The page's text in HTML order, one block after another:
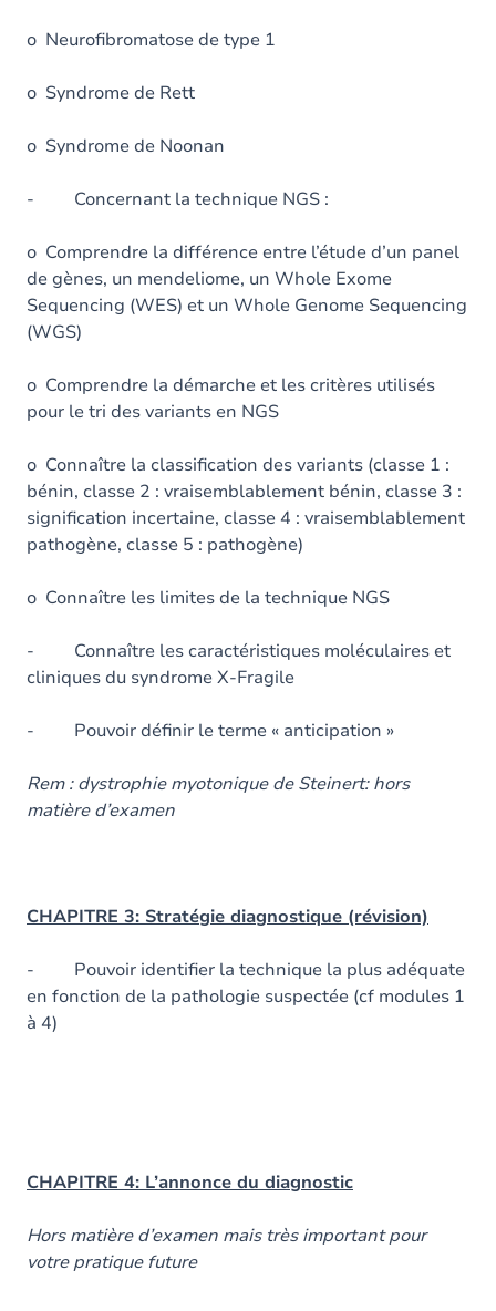
o Neurofibromatose de type 1
o Syndrome de Rett
o Syndrome de Noonan
- Concernant la technique NGS :
o Comprendre la différence entre l’étude d’un panel
de gènes, un mendeliome, un Whole Exome
Sequencing (WES) et un Whole Genome Sequencing
(WGS)
o Comprendre la démarche et les critères utilisés
pour le tri des variants en NGS
o Connaître la classification des variants (classe 1 :
bénin, classe 2 : vraisemblablement bénin, classe 3 :
signification incertaine, classe 4 : vraisemblablement
pathogène, classe 5 : pathogène)
o Connaître les limites de la technique NGS
- Connaître les caractéristiques moléculaires et
cliniques du syndrome X-Fragile
- Pouvoir définir le terme « anticipation »
Rem : dystrophie myotonique de Steinert: hors
matière d’examen
CHAPITRE 3: Stratégie diagnostique (révision)
- Pouvoir identifier la technique la plus adéquate
en fonction de la pathologie suspectée (cf modules 1
à 4)
CHAPITRE 4: L’annonce du diagnostic
Hors matière d’examen mais très important pour
votre pratique future